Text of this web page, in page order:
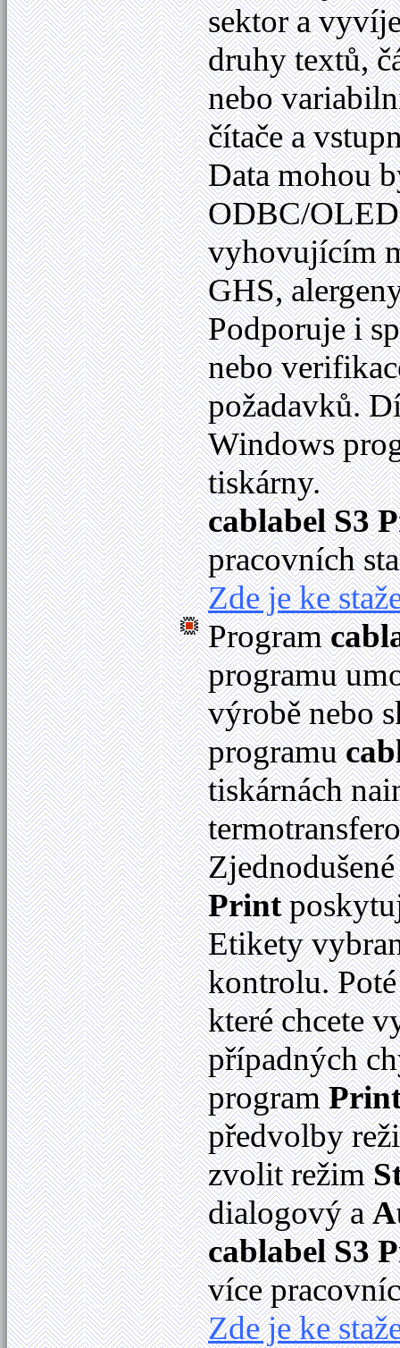
sektor a
druhy textů,
nebo
čítače a
Data mohou
ODBC/
vyhovujícím
GHS,
Podporuje i
nebo
požadavků.
Windows
tiskárny.
cablabel S3
pracovních
Zde je ke
Program
programu
výrobě nebo
programu
tiskárnách
Print
Etikety
kontrolu.
které chcete
případných
program
předvolby
zvolit režim
dialogový a
cablabel S3
více
Zde je ke